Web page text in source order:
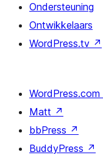
Ondersteuning
Ontwikkelaars
WordPress.tv ↗
WordPress.com
Matt ↗
bbPress ↗
BuddyPress ↗